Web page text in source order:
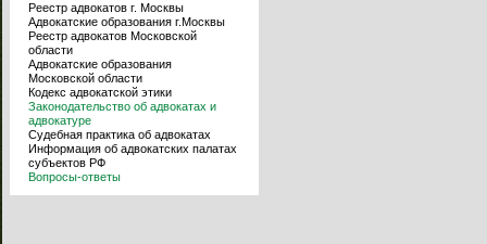
Реестр адвокатов г. Москвы
Адвокатские образования г.Москвы
Реестр адвокатов Московской
области
Адвокатские образования
Московской области
Кодекс адвокатской этики
Законодательство об адвокатах и
адвокатуре
Судебная практика об адвокатах
Информация об адвокатских палатах
субъектов РФ
Вопросы-ответы